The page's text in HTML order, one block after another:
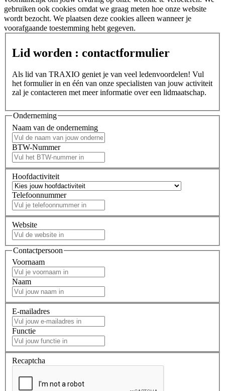
gebruiken ook cookies omdat we graag meten hoe onze website
wordt bezocht. We plaatsen deze cookies alleen wanneer je
voorafgaande toestemming hebt gegeven.
Lid worden : contactformulier
Als lid van TRAXIO geniet je van veel ledenvoordelen! Vul
het formulier in en één van onze specialisten van jouw activiteit
zal je contacteren met meer informatie over een lidmaatschap.
Onderneming
Naam van de onderneming
BTW-Nummer
Hoofdactiviteit
Telefoonnummer
Website
Contactpersoon
Voornaam
Naam
E-mailadres
Functie
Recaptcha